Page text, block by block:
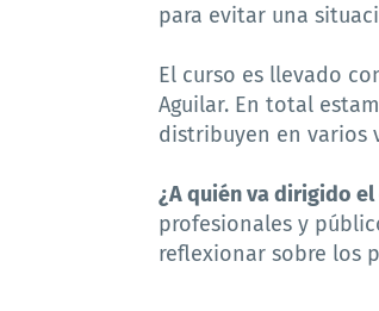
para evitar una
El curso es llevado
Aguilar. En total
distribuyen en varios
¿A quién va dirigido el
profesionales y
reflexionar sobre los